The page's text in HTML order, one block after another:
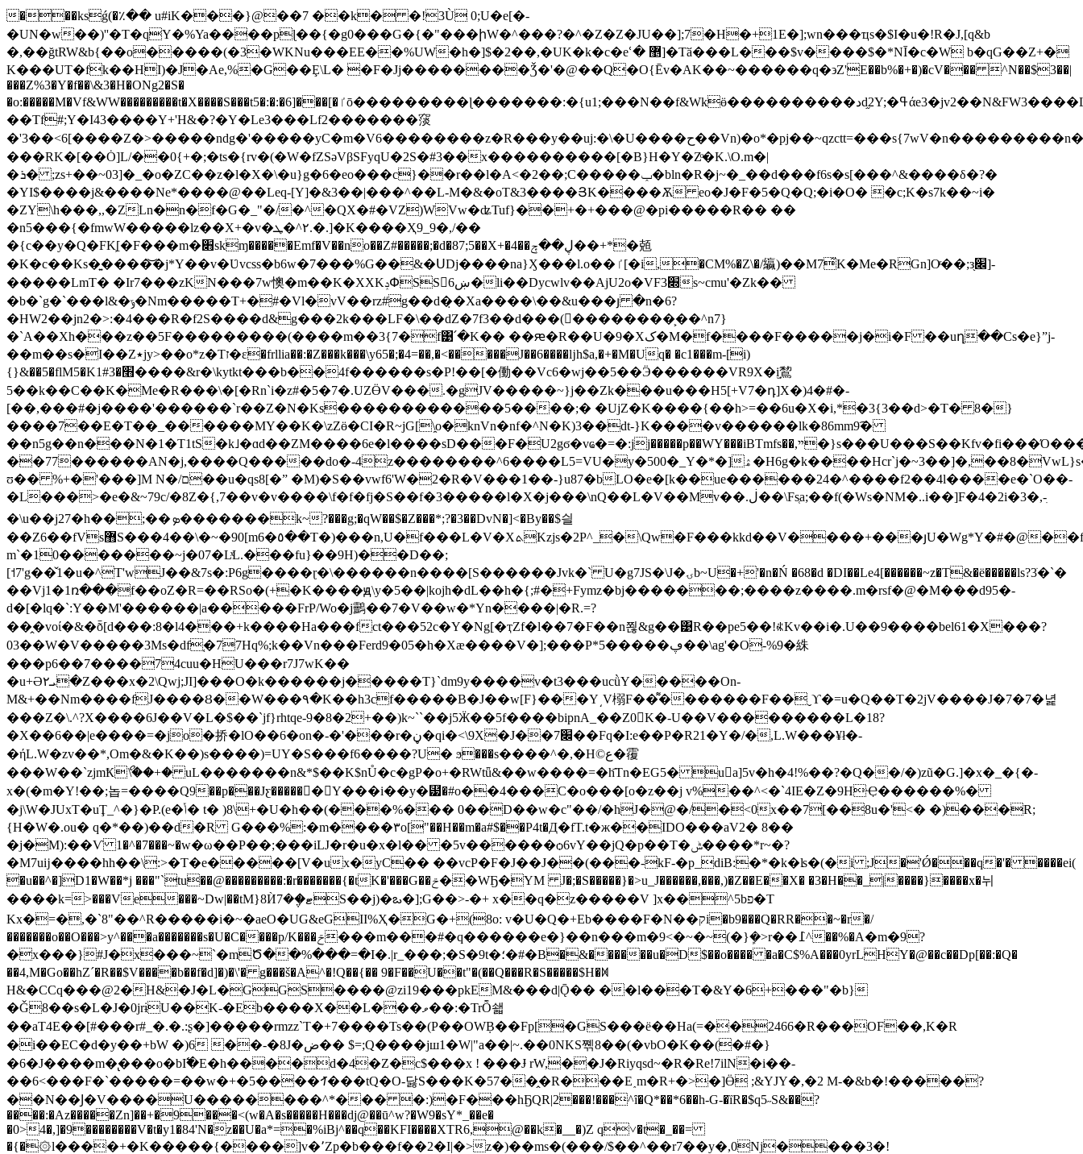
���ksǵ(�٪�� u#iK���}@��7 ��k� �!3Ù 0;U�e[�-
�UN�w��)''�T�qY�%Ya����pɭ��{�g0���G�{�"���իW�^���?�^�Z�Z�JU��];7�H�+1E�];wn���ҵs�$I�u�!R�J,[q&b
�,��ğtRW&b{��o�����(�3�WKNu���EE��%UW�h�]$�2��,�UK�k�c�eՙ� ޵]�Tӑ���L���$v����$�*NĪ�c�W b�qG��Z+�
K���UT�fk��HI)�J�Ae,%�G��Ȩ\L� �F�Jj��������Ǯ�'�@��Q�O{Ēv�AK��~������q�϶Z'E��b%�+�)�cV��� ^N��$3��|
���Z%3�Y�f��\&3�H�ONg2�S�
�o:�����M�Vf&WW���������t�X����S���t5�:�:�6]���[�ٵō���������ɭ�������:�{u1;���N��f&Wkӫ����������دd֦2Y;�ߟάe3�jv2��N&FW3����Lf�9�
��Tf#;Y�I43����Y+'H&�?�Y�Le3���Lf2�������䆱
�'3��<6[����Z�>�����ndg�'�����yC�m�V6��������z�R���y��uj:�\�U����ح��Vn)�o*�pj��~qzctt=���s{7wV�n���������n�b�nV��;Eck�V��j�K����s��#c�f�yo�*�Wv�ͭ�Ń}]�n��[�L˜�۸�X����������ږ��[��,Z���T�~=�4���er�;���|.�Y���,�ZF��x���ȘS���/
���RK�[��Ȯ]L/��0{+�;�ts�{rv�(�W�fZSәVβSFyqU�2S�#3��x����������[�B}H�Y�Zͦ�K.\O.m�|
�ܪ� ;zs+��~03]�_�o�ZC��z�l�X�\�u}g�6�eo���c}��r��l�A<�2��;C�����ݕ�bln�R�j~�_��d���f6s�s[���^&����δ�?�
�YI$����j&����Ne*����@��Leq-[Y]�&3��|���^��L-M�&�oT&3����ՅK����Ѫ eo�J�F�5�Q�Q;�i�O� �c;K�s7k��~i�
�ZY\h���,,�ZLn�n�f�G�_"�/�^�QX�#�VZ)WVw�ʥTuf}��+�+���@�pi�����R�� ��
�n5���{�fmwW�����lz��X+�v�٢^�ܛ.�.]�K����Ҳ9 _9�,/��
�{c��y�Q�FK͕[�F���m�׋skɱ�����Emf�V��no��Z#�����;�d�87;5��X+�4��ڸ��ݼ��+*�兡
�K�c��Ks�͍����͝�j*Y��v�Ʋvcss�b6w�7���%G��&�ՍDj����na}Ӽ���l.o��ٵ[�i,�CM%�Z\�/䌱)��M7̃K�Me�RGn]Oͬ��;з֖׌]-
�����LmT� �Ir7���zKN���7w懊�m��K�XXKݚՓSS󋵝ښ6�li��Dycwlv��AjU2o�VF3׍s~cmu'�Zk��
�b�`g�`���l&�ݹ�Nm�����T+�#�Vl�vV��rz#g��d�̣�Xa����\��&u���յ �n�6?
�HW2��jn2�>:�4���R�f2S����d&g���2k���LF�\��dZ�7f3��d���(�ٕ��������͕�^n7}
�`A��Xh���z��5F���������(����m��3{7�f͹՛�K�� ��ԙ�R��U�9�Xک�M�f����F�����j�i�F ��uղ��Cs�e}ˮj-
��m��s�I��Z٭jy>��o*z�Tז�ɛ�frllia��:�Z���k���\y65�;�4=��,�<�����J��6����ǉh$a,�+�M�Uq� �c1���m-[i)
{}&��5�flM5�K׫�1#3����&r�\kytkt���b��4f������s�P!��[�働��Vc6�wj��5��Ӭ������VR9X�i̫鵹
5��k��C��K�Me�R���\�[�Rn`i�z#�5�7�.UZӪV���.�gJV�����~}j��Zk���u���H5[+V7�դ]X�)4�#�-
[��,���#�j����'������`r��Z�N�Ks������������5����;� �UjZ�K����{��h>=��6u�X�i,*�3{3��d>�T� 8�}
����7��E�T��_������MΥ��K�\zZӫ�CI�R~jG[\̯o�knVn�nf�^N�K)3��dt-}K����v������lk�86mm9͡�
��n5g��n���N�1�T1tS�k˩�ɑd��ZM����6e�l����sD���F�U2gϭ�vҩ�=�:jj�����p��WY���iBTmfs��,ײ�}s���U���S��Kfv�fi���Ό���kc+;c�[�SVyqe��m�X\5+s�����H�n�Uc��W��������ѵ[S[Ju��:7Ш�M-
��77������AN�j,����Q�����do�-4z��������^6����L5=VU�y�500�_Y�*�]ۿ�H6g�k����Hcr`j�~3��ؚ]�,��8�VwL}s�6<���k
ʊ�� %+�'���]M N�/ם��u�qs8[�ˮ �M)�S��vwf6'W�2�R�V���1��-}u87�bLO�e�[k��ue������24�^����f2��4l����e�`O��-
�L���>�e�&~79c/�8Z�{,7��v�v����\f�f�fj�S��f�3�����l�X�j���\nQ��L�V��Mv��.ڶ��\Fs̜a;��f(�Ws�NM�..i��]F�4�2i�3�,-ִ
�\u��j27�h��;��ܤ�������k~?���g;�qW��$�Z���*;?�3��DvN�]<�By��$싈
��Z6��fVs޻S���4��\�~�90[m6�٥��T�)���n,U�f���L�V�XܬKzjs�2P^_�\Qw�F���kkd��V����+���յU�Wg*Y�#�@��f��lscc�Zܘ����]��������\g�H6�Y]M�O,mlot�8���YP�������nƞ.LfvR�-}p(�O]ߪ�ƨ��;�Rk��ʍ�Nerm��]_]+��7̡����By����TQ��p03��֖n�,�ު,5���|nwg��3F[Β�M��Au�dƌ������bTk�Sf*_��I���K���n6��V�Vuvr`7W4���]k1��������ɍRA��[�����
m`�10�������~j�07�LͯL.���fu}��9H)��D��;
[˦7'g��̌1�u�^T'wJ��&7s�:P6g����ɽ�\������n����[S������Jvk�` U�g7JS�\J�ۍb~U�+'�n�Ń �68�d �DI��Le4[������~z�T&�ë�����ls?3ֺ�`�
��Vj1�1ռ���f��oZ�R=��RSo�(+�K����ԭ\y�5��|kojh�dL��h�{;#�+Fymz�bj�������;����z����.m�rsf�@�М���d95�-
d�[�lq�`:Y��M'������|a�����FrP/Wo�j䴒��7�V��w�*Yn����|�R.=?
��̭�voί�&�ȭ[d���:8�l4���+k����Ha���fct���52c�Y�Ng[�ҭZf�l��7�F��n쬖&g��͹R��pe5��!ꎶKv��i�.U��9����bel61�X���?
03��W�V�����3Ms�df֚�77Hq%;k��Vn���Ferd9�05�h�Xӕ����V�];���P*5�����ڥ��\ag'�O-%9�絑
���p6��7����74cuu�HU���r7J7wK��
�u+Әܝ۲�Z���x�2\Qwj;JI]���O�k������j�����T}`dm9y����v�t3���ucǜY�����On-
M&+��Nm����fJ����Ȣ��W���٩�K��h3cf�����B�J��w[F}���Y͵V榒F��͌�������F��ˬϒ�=u�Q��T�2jV����J�7�7�녍
���Z�\.^?X����6J��V�L�$��`jf}rhtqe-9�8�2+��)k~``��j5Ӝ��5f����bipnA_��Z0򣳅K�-U��V���������L�18?
�X��6��|e����=�jo�挢�lO��6�on�-�'���r�ڼ�qi�<\9X�J��7׌��Fq�I:e��P�R21�Y�/�,L.W���¥ł�-
�ήL.W�zv��*,Om�&�K��)s����)=UY�S���f6����?U� ϧ���s����^�,�H©ع�䨱
���W��`zjmҞޯ\��+� uL�������n&*$��K$nŮ�c�gP�o+�RWtǖ&��w����=�h҄Tn�EG5� ua]5v�h�4!%��?�Q��/�)zũ�G.]�x�_�{�-
x�(�m�Y!��;놉=����Q9��p���Jƹ�����򅟫�Y���i��y�⹷�#o��4���C�o���[o�z��j v%��^<�`4IE�Z�9HҾ������%�
�j\W�JUxT�uŢ_^�}�P.(e�ݳ� t� )8\+�U�h��(���%��� 0��D��w�c"��/�hJ�@�/�<0x��7[��8u�'<� �)���R;
{H�W�.ou� q�*��)��d�R G���%:�m����۳o["��H��m�a#$��P4t�Д�fT.t�ж��IDO���aV2� 8��
�j�M):��Ѵ 1�^�7���~�w�ω��P��;���iǇ�r�u�x�l�� �5v������ѻ6vY��jQ�p��T�ݰ����*r~�?
�M7uĳ����hh��\:>�T�e�����[V�ux�yC�� ��vcP�F�J��J��(���-kF-�p_diB:�*�k�ʪ�(�і ;J�'Ǿ���q�'� ����ei(
�u��^�]D1�W��*j ���"`tu��@���������:�r�������{�tK�'���G��ݗ��WҔ�YM J�;�S�����}�>u_J������,���,)�Z��E��X� �3�H��_|����}����x�뉘
����k=>���Ve���~Dw|��tM}8Ѝޓ�݆�7S��j)�ఒ�];G��>-�+ x��q�z�����V ]x��^5bפ�T
Kx�=�,�`8"��^R�����i�~�aeO�UG&eGII%Ҳ�G�+(8o: v�U�Q�+Eb����F�N��קi�b9���Q�RR��~�r�/
�������o��O���>y^���a�������s�U�C����p/K���ݗ���m���#�q������e�}��n���m�9<�~�~(�}ܾ�>r��߁^��%�A�m�9?
�x���}#J�x���~`�mԾ��%���=�I�.|r_���;�S�9t�؛�#�B�&������u�D$��o���� �a�C$%A���0yrLHY�@��c��Dp[��:�Q�
��4,M�Go��hZ´�R��$V����b��f�d]�)�\'� g���š�A^�!Q��{�� 9�F��U��t"�(��Q���R�S�����$H�ꁒ
H&�CCq���@2�H&�J�L�GGS����@zi19���pkEM&���d|Ǭ�� ��l���T�&Y�6+���"�b}
�Ǧ8��s�L�J�0jrɨU��K-�Eb����X��L���ވ��:�TrȬ쇏
��aT4E��[#���r#_�.�.:ʂ�]�����rmzz`T�+7����Ts��(P��OWܼB��Fp[�GS���ё��Ha(=��2466�R���OF��,K�R
�i��EC�d�y��+bW �)6 ��-�8J�ض�� $=;Q����jш1�W|"a��|~.��0NKS쪢8��(�vbO�K��(�#�}
�6�J����m�̢���o�bI߱�E�h����d�4�Z�c$���x ! ���Ɉ rW,��J�Riyqsd~�R�Re!7ilN�i��-
��6<���F�`�����=��w�+�5����ꛋ���tQ�O-닳S���K�57��̭�R���E˰m�R+�>�]Ӫ ;&YJY�,�2 M-�&b�!�����?
��N��Ϳ�V����U��������^*��� �:)�F���hҔQR|2���!���^ȋ�Q*��*6��h-G-�ȉR�$q5˶S&��?
����:�Az�����Zn]��+�9���<(w�A�s�����H���dj@��ū^w?�W9�sY*_��e�
�0>4�,]�9��������V�t�y1�84'N�z��U�a*=�%iBj^��q��KFI����XΤR6,@��k�__�)Z q˅�t�_��=
�{�۞l����+�K�����{����]v�՚Zp�b���f��2�I|�>z�)��ms�(���/$��^��r7��y�,0Nj����3�!